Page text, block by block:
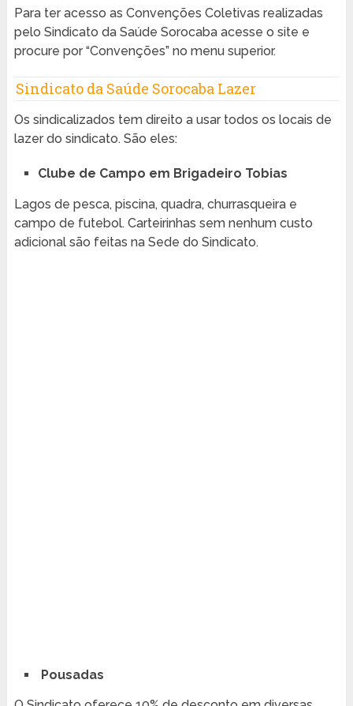
Para ter acesso as Convenções Coletivas realizadas
pelo Sindicato da Saúde Sorocaba acesse o site e
procure por “Convenções” no menu superior.
Sindicato da Saúde Sorocaba Lazer
Os sindicalizados tem direito a usar todos os locais de
lazer do sindicato. São eles:
Clube de Campo em Brigadeiro Tobias
Lagos de pesca, piscina, quadra, churrasqueira e
campo de futebol. Carteirinhas sem nenhum custo
adicional são feitas na Sede do Sindicato.
Pousadas